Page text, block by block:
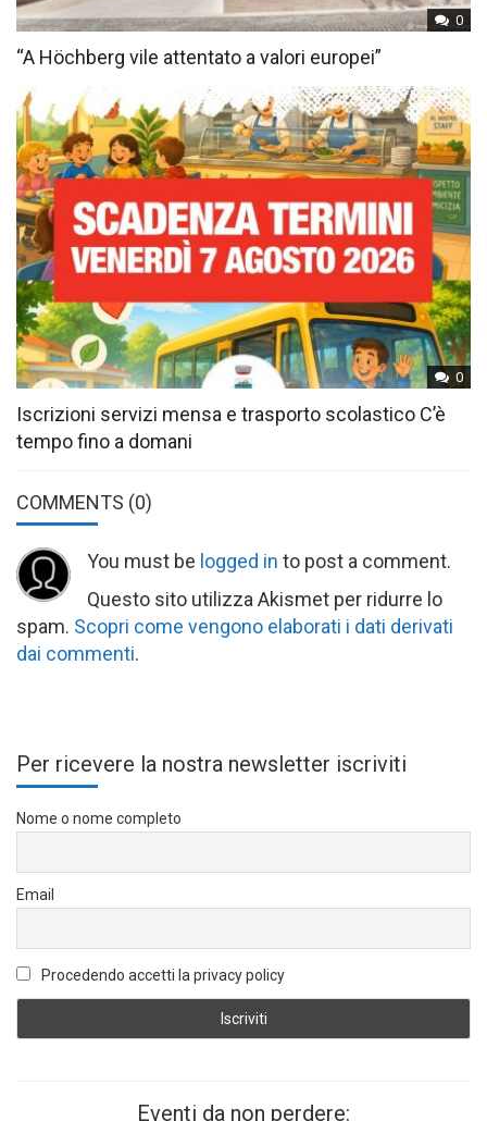
0
“A Höchberg vile attentato a valori europei”
0
Iscrizioni servizi mensa e trasporto scolastico C’è
tempo fino a domani
COMMENTS (0)
You must be logged in to post a comment.
Questo sito utilizza Akismet per ridurre lo
spam. Scopri come vengono elaborati i dati derivati
dai commenti.
Per ricevere la nostra newsletter iscriviti
Nome o nome completo
Email
Procedendo accetti la privacy policy
Eventi da non perdere: